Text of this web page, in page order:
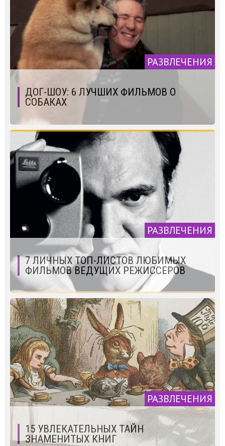
РАЗВЛЕЧЕНИЯ
ДОГ-ШОУ: 6 ЛУЧШИХ ФИЛЬМОВ О
СОБАКАХ
РАЗВЛЕЧЕНИЯ
7 ЛИЧНЫХ ТОП-ЛИСТОВ ЛЮБИМЫХ
ФИЛЬМОВ ВЕДУЩИХ РЕЖИССЕРОВ
РАЗВЛЕЧЕНИЯ
15 УВЛЕКАТЕЛЬНЫХ ТАЙН
ЗНАМЕНИТЫХ КНИГ